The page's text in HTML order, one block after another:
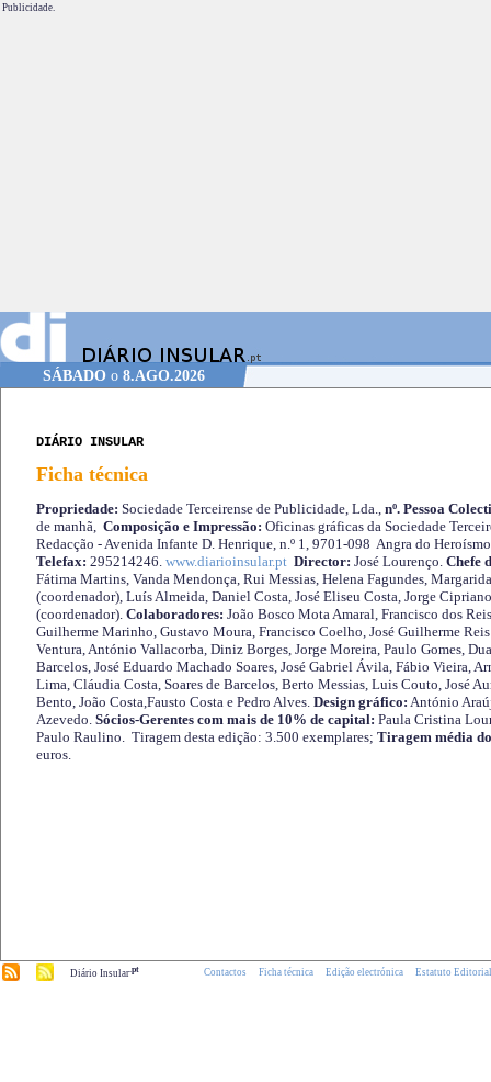
Publicidade.
SÁBADOo 8.AGO.2026
DIÁRIO INSULAR
Ficha técnica
Propriedade: Sociedade Terceirense de Publicidade, Lda., nº. Pessoa
de manhã, Composição e Impressão: Oficinas gráficas da Sociedade
Redacção - Avenida Infante D. Henrique, n.º 1, 9701-098 Angra do
Telefax: 295214246. www.diarioinsular.pt Director: José Lourenço. Chefe
Fátima Martins, Vanda Mendonça, Rui Messias, Helena Fagundes,
(coordenador), Luís Almeida, Daniel Costa, José Eliseu Costa, Jorge
(coordenador). Colaboradores: João Bosco Mota Amaral, Francisco dos
Guilherme Marinho, Gustavo Moura, Francisco Coelho, José Guilherme
Ventura, António Vallacorba, Diniz Borges, Jorge Moreira, Paulo Gomes,
Barcelos, José Eduardo Machado Soares, José Gabriel Ávila, Fábio Vieira,
Lima, Cláudia Costa, Soares de Barcelos, Berto Messias, Luis Couto, José
Bento, João Costa,Fausto Costa e Pedro Alves. Design gráfico: António
Azevedo. Sócios-Gerentes com mais de 10% de capital: Paula Cristina
Paulo Raulino. Tiragem desta edição: 3.500 exemplares; Tiragem média
euros.
Diário Insular.pt Contactos Ficha técnica Edição electrónica Estatuto Editorial